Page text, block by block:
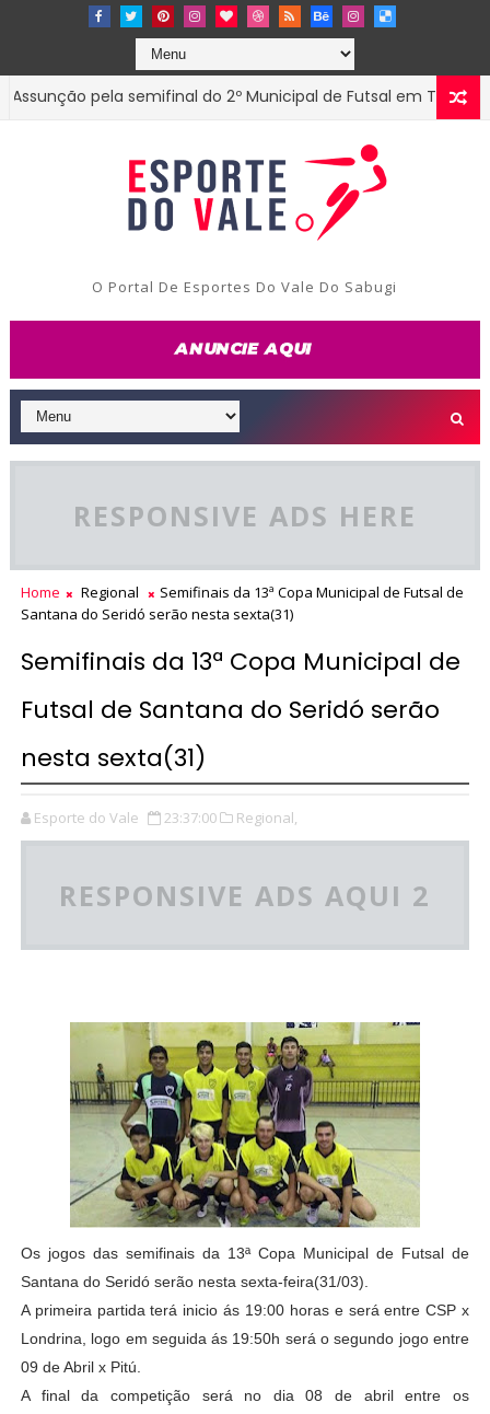
pela semifinal do 2º Municipal de Futsal em Tenório-PB
O Portal De Esportes Do Vale Do Sabugi
RESPONSIVE ADS HERE
Home Regional
Semifinais da 13ª Copa Municipal de Futsal de
Santana do Seridó serão nesta sexta(31)
Semifinais da 13ª Copa Municipal de
Futsal de Santana do Seridó serão
nesta sexta(31)
Esporte do Vale 23:37:00 Regional,
RESPONSIVE ADS AQUI 2
Os jogos das semifinais da 13ª Copa Municipal de Futsal de
Santana do Seridó serão nesta sexta-feira(31/03).
A primeira partida terá inicio ás 19:00 horas e será entre CSP x
Londrina, logo em seguida ás 19:50h será o segundo jogo entre
09 de Abril x Pitú.
A final da competição será no dia 08 de abril entre os